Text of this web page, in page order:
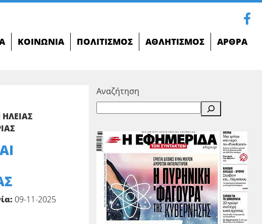
ΚΟΙΝΩΝΊΑ ΠΟΛΙΤΙΣΜΌΣ ΑΘΛΗΤΙΣΜΌΣ ΆΡΘΡΑ
09-11-2025
Αναζήτηση